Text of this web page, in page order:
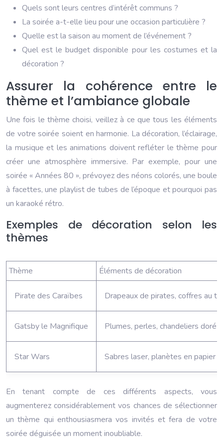
Quels sont leurs centres d’intérêt communs ?
La soirée a-t-elle lieu pour une occasion particulière ?
Quelle est la saison au moment de l’événement ?
Quel est le budget disponible pour les costumes et la
décoration ?
Assurer la cohérence entre le
thème et l’ambiance globale
Une fois le thème choisi, veillez à ce que tous les éléments
de votre soirée soient en harmonie. La décoration, l’éclairage,
la musique et les animations doivent refléter le thème pour
créer une atmosphère immersive. Par exemple, pour une
soirée « Années 80 », prévoyez des néons colorés, une boule
à facettes, une playlist de tubes de l’époque et pourquoi pas
un karaoké rétro.
Exemples de décoration selon les
thèmes
Thème Éléments de décoration
Pirate des Caraïbes Drapeaux de pirates, coffres au
Gatsby le Magnifique Plumes, perles, chandeliers
Star Wars Sabres laser, planètes en papier
En tenant compte de ces différents aspects, vous
augmenterez considérablement vos chances de sélectionner
un thème qui enthousiasmera vos invités et fera de votre
soirée déguisée un moment inoubliable.